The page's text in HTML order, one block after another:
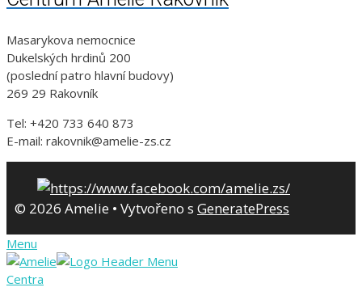
Masarykova nemocnice
Dukelských hrdinů 200
(poslední patro hlavní budovy)
269 29 Rakovník
Tel: +420 733 640 873
E-mail: rakovnik@amelie-zs.cz
© 2026 Amelie • Vytvořeno s GeneratePress
Menu
Centra